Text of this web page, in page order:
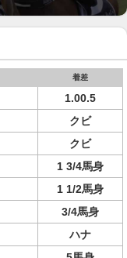
着差
1.00.5
クビ
クビ
1 3/4馬身
1 1/2馬身
3/4馬身
ハナ